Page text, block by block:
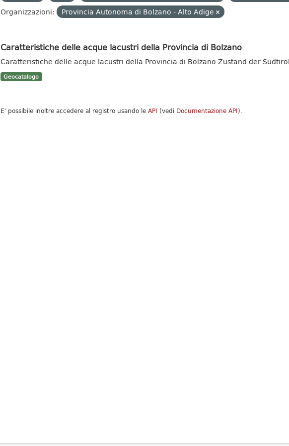
Organizzazioni:
Provincia Autonoma di Bolzano - Alto Adige
Caratteristiche delle acque lacustri della Provincia di Bolzano
Caratteristiche delle acque lacustri della Provincia di Bolzano Zustand der
Geocatalogo
E' possibile inoltre accedere al registro usando le API (vedi Documentazione API).